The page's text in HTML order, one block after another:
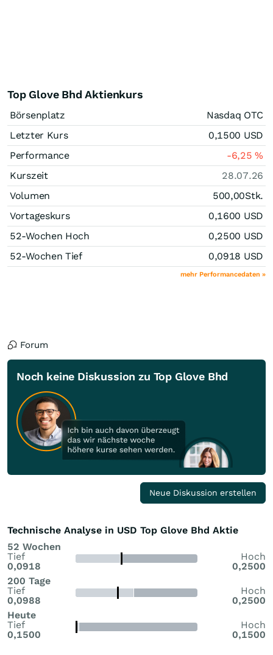
Top Glove Bhd Aktienkurs
Börsenplatz
Nasdaq OTC
Letzter Kurs
0,1500 USD
Performance
-6,25%
Kurszeit
28.07.26
Volumen
500,00Stk.
Vortageskurs
0,1600 USD
52-Wochen Hoch
0,2500 USD
52-Wochen Tief
0,0918 USD
mehr Performancedaten »
Forum
Noch keine Diskussion zu Top Glove Bhd
Neue Diskussion erstellen
Technische Analyse in USD Top Glove Bhd Aktie
52 Wochen
Tief
0,0918
Hoch
0,2500
200 Tage
Tief
0,0988
Hoch
0,2500
Heute
Tief
0,1500
Hoch
0,1500